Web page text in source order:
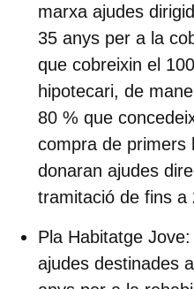
marxa ajudes
35 anys per a la
que cobreixin el
hipotecari, de
80 % que
compra de primers
donaran ajudes
tramitació de fins a
Pla Habitatge Jove:
ajudes destinades